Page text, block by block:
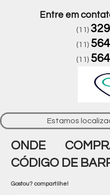
Entre em
(11)
(11)
(11)
Estamos
ONDE
CÓDIGO DE
Gostou? compartilhe!